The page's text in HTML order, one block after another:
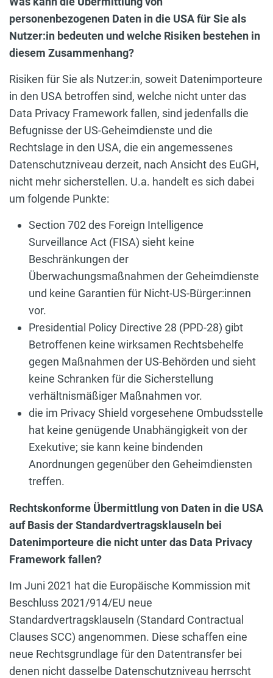
personenbezogenen Daten in die USA für Sie als
Nutzer:in bedeuten und welche Risiken bestehen in
diesem Zusammenhang?
Risiken für Sie als Nutzer:in, soweit Datenimporteure
in den USA betroffen sind, welche nicht unter das
Data Privacy Framework fallen, sind jedenfalls die
Befugnisse der US-Geheimdienste und die
Rechtslage in den USA, die ein angemessenes
Datenschutzniveau derzeit, nach Ansicht des EuGH,
nicht mehr sicherstellen. U.a. handelt es sich dabei
um folgende Punkte:
Section 702 des Foreign Intelligence
Surveillance Act (FISA) sieht keine
Beschränkungen der
Überwachungsmaßnahmen der Geheimdienste
und keine Garantien für Nicht-US-Bürger:innen
vor.
Presidential Policy Directive 28 (PPD-28) gibt
Betroffenen keine wirksamen Rechtsbehelfe
gegen Maßnahmen der US-Behörden und sieht
keine Schranken für die Sicherstellung
verhältnismäßiger Maßnahmen vor.
die im Privacy Shield vorgesehene Ombudsstelle
hat keine genügende Unabhängigkeit von der
Exekutive; sie kann keine bindenden
Anordnungen gegenüber den Geheimdiensten
treffen.
Rechtskonforme Übermittlung von Daten in die USA
auf Basis der Standardvertragsklauseln bei
Datenimporteure die nicht unter das Data Privacy
Framework fallen?
Im Juni 2021 hat die Europäische Kommission mit
Beschluss 2021/914/EU neue
Standardvertragsklauseln (Standard Contractual
Clauses SCC) angenommen. Diese schaffen eine
neue Rechtsgrundlage für den Datentransfer bei
denen nicht dasselbe Datenschutzniveau herrscht